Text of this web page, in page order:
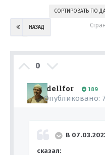
СОРТИРОВАТЬ ПО
НАЗАД
0
dellfor 189
Опубликовано:
В
сказал: